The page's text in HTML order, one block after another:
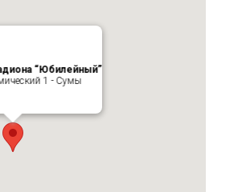
“Юбилейный”
1 - Сумы